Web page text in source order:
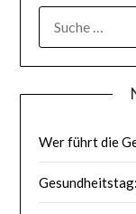
NACH:
Wer führt die